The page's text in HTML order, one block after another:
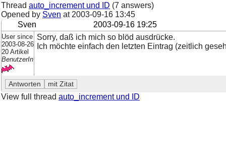
Thread auto_increment und ID (7 answers)
Opened by Sven at 2003-09-16 13:45
Sven
2003-09-16 19:25
User since
2003-08-26
20 Artikel
BenutzerIn
Sorry, daß ich mich so blöd ausdrücke.
Ich möchte einfach den letzten Eintrag (zeitlich
View full thread auto_increment und ID